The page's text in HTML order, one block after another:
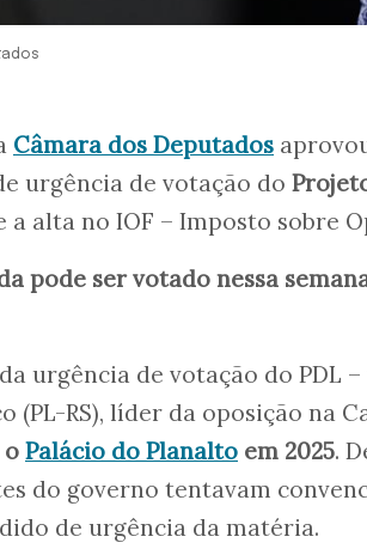
Câmara dos Deputados
urgência de votação do
a alta no IOF – Imposto sobre
pode ser votado nessa
urgência de votação do PDL
(PL-RS), líder da oposição na
Palácio do Planalto em 2025.
do governo tentavam
de urgência da matéria.